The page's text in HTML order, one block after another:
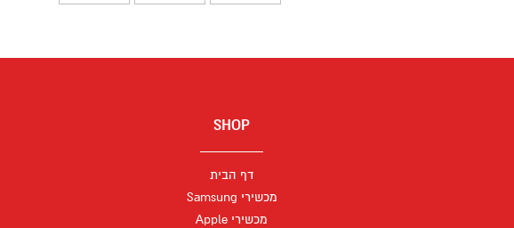
SHOP
דף הבית
מכשירי Samsung
מכשירי Apple